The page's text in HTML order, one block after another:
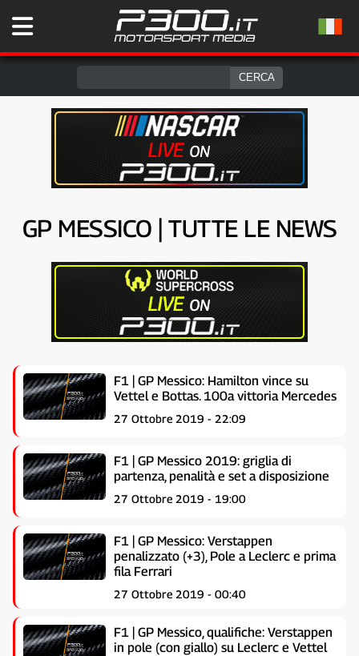
GP MESSICO | TUTTE LE NEWS
F1 | GP Messico: Hamilton vince su
Vettel e Bottas. 100a vittoria Mercedes
27 Ottobre 2019 - 22:09
F1 | GP Messico 2019: griglia di
partenza, penalità e set a disposizione
27 Ottobre 2019 - 19:00
F1 | GP Messico: Verstappen
penalizzato (+3), Pole a Leclerc e prima
fila Ferrari
27 Ottobre 2019 - 00:40
F1 | GP Messico, qualifiche: Verstappen
in pole (con giallo) su Leclerc e Vettel